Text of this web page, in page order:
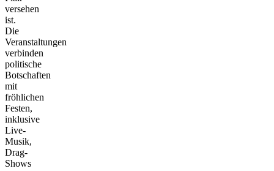
versehen
ist.
Die
Veranstaltungen
verbinden
politische
Botschaften
mit
fröhlichen
Festen,
inklusive
Live-
Musik,
Drag-
Shows